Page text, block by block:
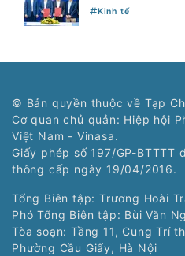
Kinh tế
© Bản quyền thuộc về Tạp
Cơ quan chủ quản: Hiệp hội
Việt Nam - Vinasa.
Giấy phép số 197/GP-BTTTT
thông cấp ngày 19/04/2016.
Tổng Biên tập: Trương Hoài
Phó Tổng Biên tập: Bùi Văn
Tòa soạn: Tầng 11, Cung Trí
Phường Cầu Giấy, Hà Nội